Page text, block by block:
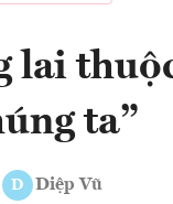
lai
ta”
D Diệp Vũ